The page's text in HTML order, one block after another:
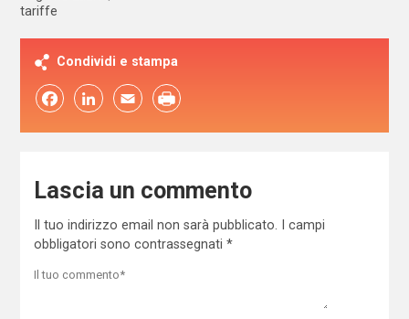
tariffe
Condividi e stampa
FacebookLinkedIn Email
Lascia un commento
Il tuo indirizzo email non sarà pubblicato.
I campi
obbligatori sono contrassegnati *